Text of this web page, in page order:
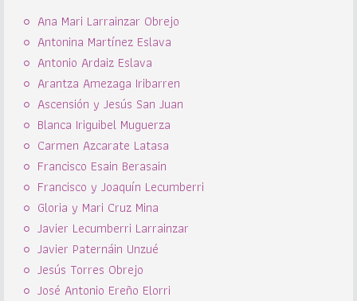
Ana Mari Larrainzar Obrejo
Antonina Martínez Eslava
Antonio Ardaiz Eslava
Arantza Amezaga Iribarren
Ascensión y Jesús San Juan
Blanca Iriguibel Muguerza
Carmen Azcarate Latasa
Francisco Esain Berasain
Francisco y Joaquín Lecumberri
Gloria y Mari Cruz Mina
Javier Lecumberri Larrainzar
Javier Paternáin Unzué
Jesús Torres Obrejo
José Antonio Ereño Elorri